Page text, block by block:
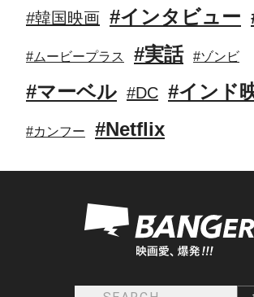
#韓国映画 #インタビュー
#ムービープラス #実話 #ゾンビ
#マーベル #DC #インド
#カンフー #Netflix